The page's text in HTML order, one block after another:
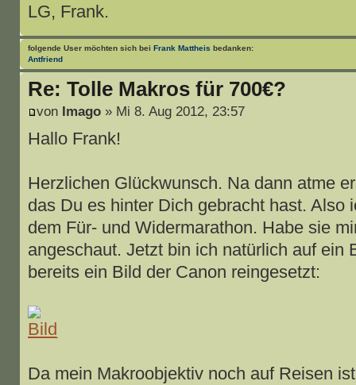
LG, Frank.
folgende User möchten sich bei Frank Mattheis bedanken:
Antfriend
Re: Tolle Makros für 700€?
von Imago» Mi 8. Aug 2012, 23:57
Hallo Frank!
Herzlichen Glückwunsch. Na dann atme
das Du es hinter Dich gebracht hast. Also
dem Für- und Widermarathon. Habe sie
angeschaut. Jetzt bin ich natürlich auf ein
bereits ein Bild der Canon reingesetzt:
Da mein Makroobjektiv noch auf Reisen